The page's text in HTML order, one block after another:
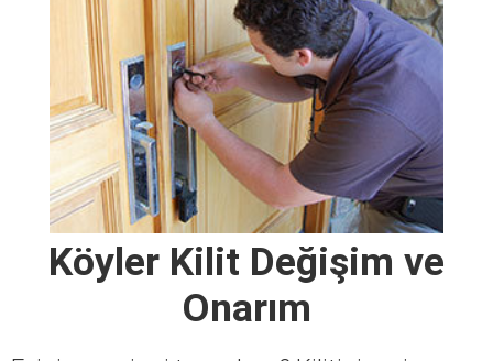
Köyler Kilit Değişim ve
Onarım